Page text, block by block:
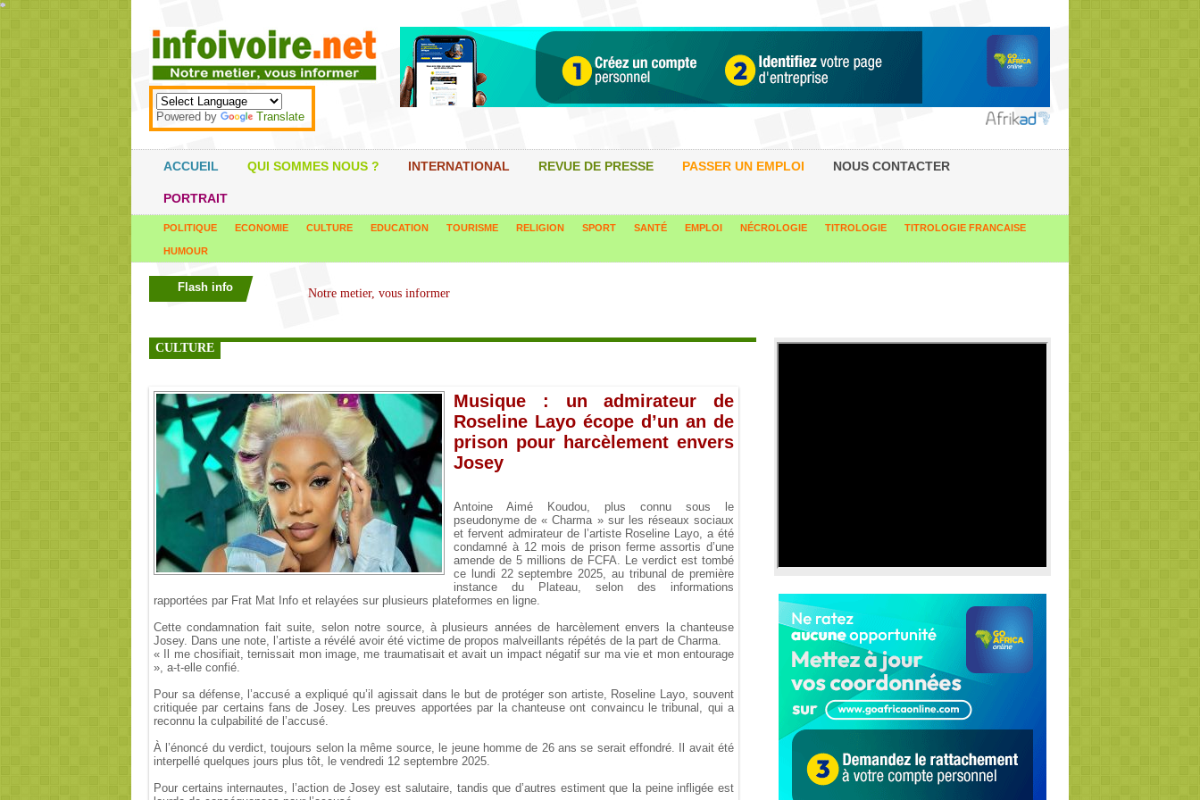
*
*
*
*
*
*
*
*
*
*
*
*
*
*
*
*
*
*
*
*
*
*
*
*
*
*
*
*
*
*
*
*
*
*
*
*
Powered by Translate
ACCUEIL QUI SOMMES NOUS ? INTERNATIONAL REVUE DE PRESSE PASSER UN EMPLOI NOUS CONTACTER
PORTRAIT
POLITIQUE ECONOMIE CULTURE EDUCATION TOURISME RELIGION SPORT SANTÉ EMPLOI NÉCROLOGIE TITROLOGIE TITROLOGIE FRANCAISE
HUMOUR
Flash info
CULTURE
Musique : un admirateur de
Roseline Layo écope d’un an de
prison pour harcèlement envers
Josey
Antoine Aimé Koudou, plus connu sous le
pseudonyme de « Charma » sur les réseaux sociaux
et fervent admirateur de l’artiste Roseline Layo, a été
condamné à 12 mois de prison ferme assortis d’une
amende de 5 millions de FCFA. Le verdict est tombé
ce lundi 22 septembre 2025, au tribunal de première
instance du Plateau, selon des informations
rapportées par Frat Mat Info et relayées sur plusieurs plateformes en ligne.
Cette condamnation fait suite, selon notre source, à plusieurs années de harcèlement envers la chanteuse
Josey. Dans une note, l’artiste a révélé avoir été victime de propos malveillants répétés de la part de Charma.
« Il me chosifiait, ternissait mon image, me traumatisait et avait un impact négatif sur ma vie et mon entourage
», a-t-elle confié.
Pour sa défense, l’accusé a expliqué qu’il agissait dans le but de protéger son artiste, Roseline Layo, souvent
critiquée par certains fans de Josey. Les preuves apportées par la chanteuse ont convaincu le tribunal, qui a
reconnu la culpabilité de l’accusé.
À l’énoncé du verdict, toujours selon la même source, le jeune homme de 26 ans se serait effondré. Il avait été
interpellé quelques jours plus tôt, le vendredi 12 septembre 2025.
Pour certains internautes, l’action de Josey est salutaire, tandis que d’autres estiment que la peine infligée est